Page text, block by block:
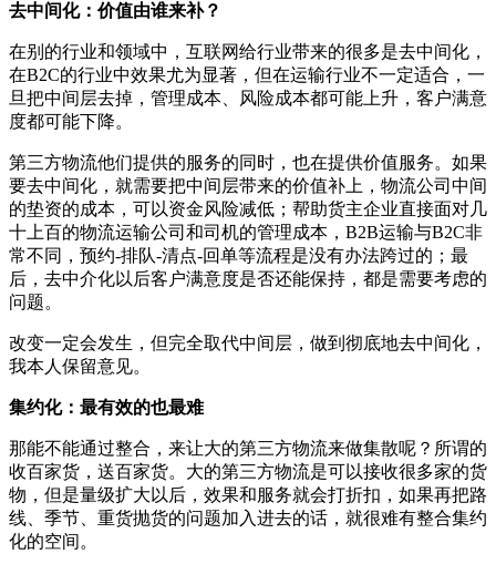
去中间化：价值由谁来补？
在别的行业和领域中，互联网给行业带来的很多是去中间化，
在B2C的行业中效果尤为显著，但在运输行业不一定适合，一
旦把中间层去掉，管理成本、风险成本都可能上升，客户满意
度都可能下降。
第三方物流他们提供的服务的同时，也在提供价值服务。如果
要去中间化，就需要把中间层带来的价值补上，物流公司中间
的垫资的成本，可以资金风险减低；帮助货主企业直接面对几
十上百的物流运输公司和司机的管理成本，B2B运输与B2C非
常不同，预约-排队-清点-回单等流程是没有办法跨过的；最
后，去中介化以后客户满意度是否还能保持，都是需要考虑的
问题。
改变一定会发生，但完全取代中间层，做到彻底地去中间化，
我本人保留意见。
集约化：最有效的也最难
那能不能通过整合，来让大的第三方物流来做集散呢？所谓的
收百家货，送百家货。大的第三方物流是可以接收很多家的货
物，但是量级扩大以后，效果和服务就会打折扣，如果再把路
线、季节、重货抛货的问题加入进去的话，就很难有整合集约
化的空间。